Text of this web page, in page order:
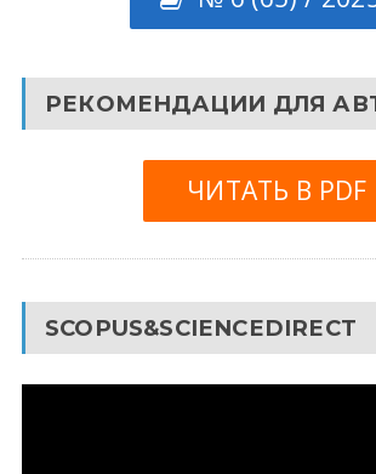
РЕКОМЕНДАЦИИ ДЛЯ
ЧИТАТЬ В PDF
SCOPUS&SCIENCEDIRECT